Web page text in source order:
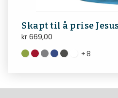
Skapt til å prise
kr 669,00
+8